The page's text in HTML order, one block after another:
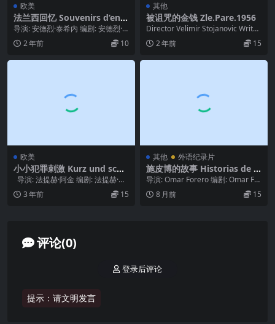
欧美
法兰西回忆 Souvenirs d’en F
rance (1975)
导演: 安德烈·泰希内 编剧: 安德烈·
泰希内 / Marilyn Goldin...
2 年前 10
其他
被诅咒的金钱 Zle.Pare.1956
Director Velimir Stojanovic Writer
Ratko...
2 年前 15
欧美
小小犯罪刺激 Kurz und sch
merzlos (1998)
导演: 法提赫·阿金 编剧: 法提赫·阿
金 主演: 穆罕默德·库尔...
3 年前 15
其他 外语纪录片
施皮博的故事 Historias de S
hipibos (2023)
导演: Omar Forero 编剧: Omar For
ero 主演: Chel...
8 月前 15
评论(0)
提示：请文明发言
登录后评论